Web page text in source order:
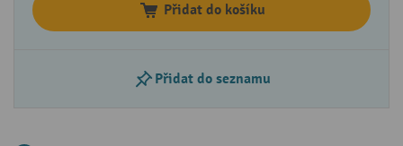
Přidat do košíku
Přidat do seznamu